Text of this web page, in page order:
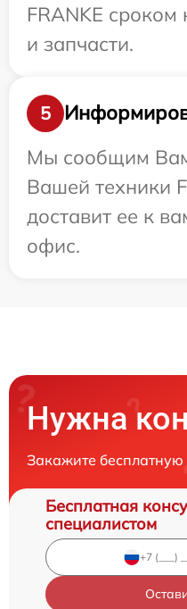
FRANKE
и запчасти.
5
Мы сообщим
Вашей техники
доставит ее к
офис.
Нужна
Закажите
Бесплатная
специалистом